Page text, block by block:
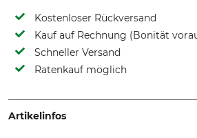
Kostenloser Rückversand
Kauf auf Rechnung (Bonität
Schneller Versand
Ratenkauf möglich
Artikelinfos